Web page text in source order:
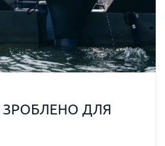
ЗРОБЛЕНО ДЛЯ